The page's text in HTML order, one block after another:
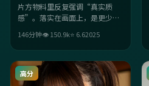
片方物料里反复强调“真实质
感”。落实在画面上，是更少台
让亲情主题在细节里长出来。
146分钟👁150.9k⭐ 6.62025
高分